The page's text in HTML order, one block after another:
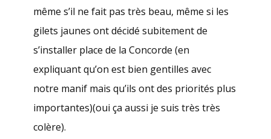
même s’il ne fait pas très beau, même si les
gilets jaunes ont décidé subitement de
s’installer place de la Concorde (en
expliquant qu’on est bien gentilles avec
notre manif mais qu’ils ont des priorités plus
importantes)(oui ça aussi je suis très très
colère).